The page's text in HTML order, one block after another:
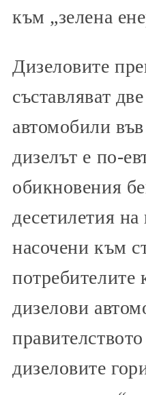
към „зелена
Дизеловите
съставляват
автомобили
дизелът е по-
обикновения
десетилетия
насочени към
потребителите
дизелови
дизеловите